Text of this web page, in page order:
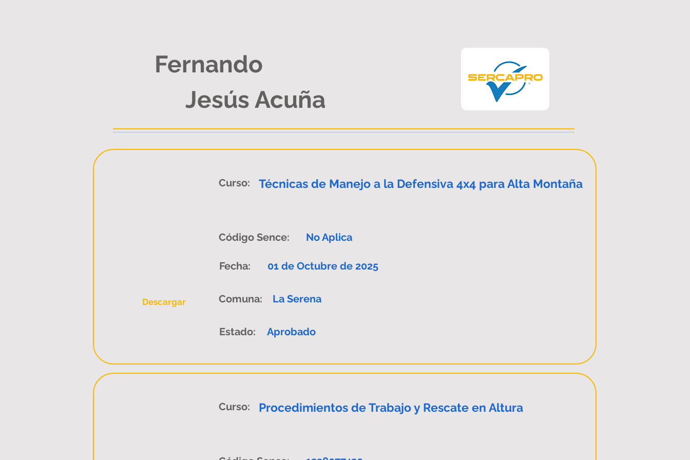
Jesús Acuña
Fernando
Curso: Técnicas de Manejo a la Defensiva 4x4 para Alta Montaña
Código Sence: No Aplica
Fecha: 01 de Octubre de 2025
Descargar Comuna: La Serena
Estado: Aprobado
Curso: Procedimientos de Trabajo y Rescate en Altura